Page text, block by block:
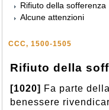
Rifiuto della sofferenza
Alcune attenzioni
CCC, 1500-1505
Rifiuto della
[1020] Fa parte
benessere